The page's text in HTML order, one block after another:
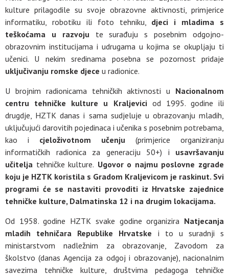
kulture prilagodile su svoje obrazovne aktivnosti, primjerice
informatiku, robotiku ili foto tehniku, djeci i mladima s
teškoćama u razvoju te surađuju s posebnim odgojno-
obrazovnim institucijama i udrugama u kojima se okupljaju ti
učenici. U nekim sredinama posebna se pozornost pridaje
uključivanju romske djece u radionice.
U brojnim radionicama tehničkih aktivnosti u Nacionalnom
centru tehničke kulture u Kraljevici od 1995. godine ili
drugdje, HZTK danas i sama sudjeluje u obrazovanju mladih,
uključujući darovitih pojedinaca i učenika s posebnim potrebama,
kao i cjeloživotnom učenju (primjerice organiziranju
informatičkih radionica za generaciju 50+) i usavršavanju
učitelja tehničke kulture. Ugovor o najmu poslovne zgrade
koju je HZTK koristila s Gradom Kraljevicom je raskinut. Svi
programi će se nastaviti provoditi iz Hrvatske zajednice
tehničke kulture, Dalmatinska 12 i na drugim lokacijama.
Od 1958. godine HZTK svake godine organizira Natjecanja
mladih tehničara Republike Hrvatske i to u suradnji s
ministarstvom nadležnim za obrazovanje, Zavodom za
školstvo (danas Agencija za odgoj i obrazovanje), nacionalnim
savezima tehničke kulture, društvima pedagoga tehničke